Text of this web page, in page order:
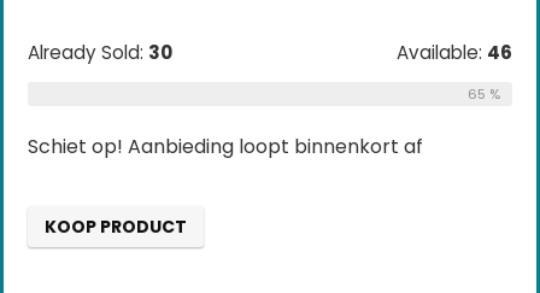
Already Sold: 30 Available: 46
65 %
Schiet op! Aanbieding loopt binnenkort af
KOOP PRODUCT